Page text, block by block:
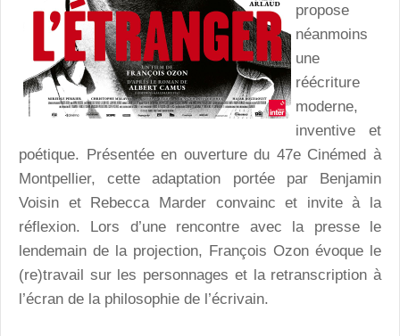
propose
néanmoins
une
réécriture
moderne,
inventive et
poétique. Présentée en ouverture du 47e Cinémed à
Montpellier, cette adaptation portée par Benjamin
Voisin et Rebecca Marder convainc et invite à la
réflexion. Lors d’une rencontre avec la presse le
lendemain de la projection, François Ozon évoque le
(re)travail sur les personnages et la retranscription à
l’écran de la philosophie de l’écrivain.